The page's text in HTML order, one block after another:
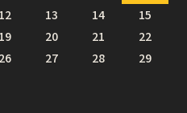
12 13 14
15
19 20 21
22
26 27 28
29